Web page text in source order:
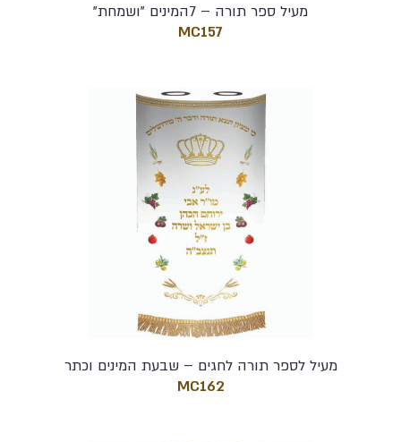
מעיל ספר תורה – 7המינים "ושמחת"
MC157
מעיל לספר תורה לחגים – שבעת המינים וכתר
MC162